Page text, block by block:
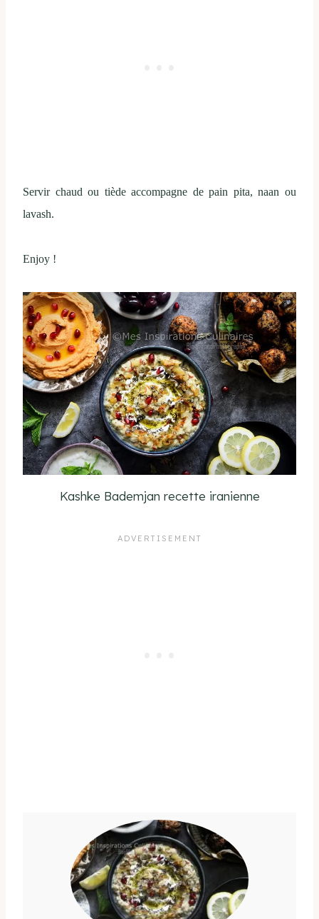
Servir chaud ou tiède accompagne de pain pita, naan ou
lavash.
Enjoy !
Kashke Bademjan recette iranienne